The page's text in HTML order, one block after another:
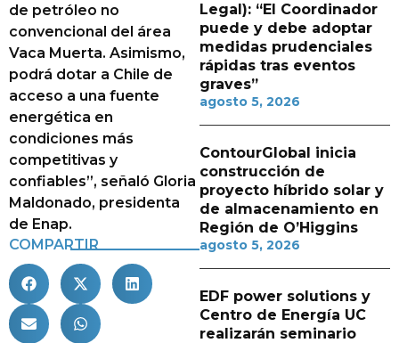
de petróleo no
convencional del área
Vaca Muerta. Asimismo,
podrá dotar a Chile de
acceso a una fuente
energética en
condiciones más
competitivas y
confiables”, señaló Gloria
Maldonado, presidenta
de Enap.
COMPARTIR
Legal): “El Coordinador
puede y debe adoptar
medidas prudenciales
rápidas tras eventos
graves”
agosto 5, 2026
ContourGlobal inicia
construcción de
proyecto híbrido solar y
de almacenamiento en
Región de O’Higgins
agosto 5, 2026
EDF power solutions y
Centro de Energía UC
realizarán seminario